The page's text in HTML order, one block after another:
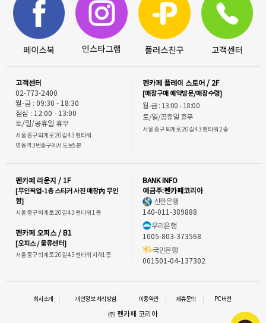
고객센터
02-773-2400
월-금 : 09:30 - 18:30
점심 : 12:00 - 13:00
토/일/공휴일 휴무
서울 중구 퇴계로 20길 43 펜타워
명동역 3번출구에서 도보5분
펜카페 플레이 스토어 / 2F
[매장구매 예약방문/매장수령]
월-금 : 13:00 - 18:00
토/일/공휴일 휴무
서울 중구 퇴계로 20길 43 펜타워 2층
펜카페 라운지 / 1F
[무인픽업-1층 스티커 사진 매장內 무인
함]
서울 중구 퇴계로 20길 43 펜타워 1층
펜카페 오피스 / B1
[오피스 / 물류센터]
서울 중구 퇴계로 20길 43 펜타워 지하1층
BANK INFO
예금주:펜카페코리아
신한은행
140-011-389888
우리은행
1005-803-373568
국민은행
001501-04-137302
회사소개 개인정보 처리방침 이용약관 제휴문의 PC버전
㈜ 펜카페 코리아